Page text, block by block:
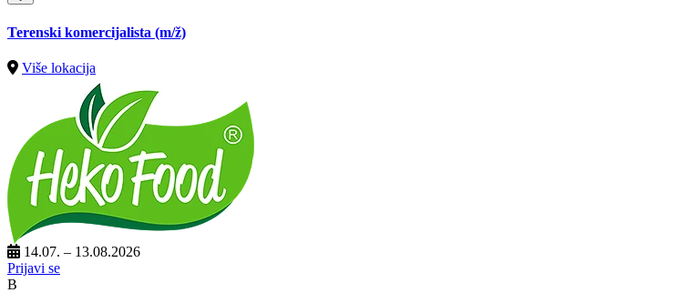
Terenski komercijalista (m/ž)
Više lokacija
14.07. – 13.08.2026
Prijavi se
B